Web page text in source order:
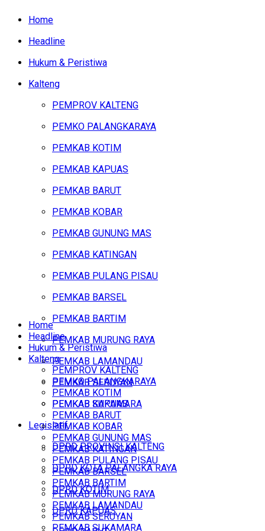
Home
Headline
Hukum & Peristiwa
Kalteng
PEMPROV KALTENG
PEMKO PALANGKARAYA
PEMKAB KOTIM
PEMKAB KAPUAS
PEMKAB BARUT
PEMKAB KOBAR
PEMKAB GUNUNG MAS
PEMKAB KATINGAN
PEMKAB PULANG PISAU
PEMKAB BARSEL
PEMKAB BARTIM
PEMKAB MURUNG RAYA
PEMKAB LAMANDAU
PEMKAB SERUYAN
PEMKAB SUKAMARA
Legislatif
DPRD PROVINSI KALTENG
DPRD KOTA PALANGKA RAYA
DPRD KOTIM
DPRD KAPUAS
Home
Headline
Hukum & Peristiwa
Kalteng
PEMPROV KALTENG
PEMKO PALANGKARAYA
PEMKAB KOTIM
PEMKAB KAPUAS
PEMKAB BARUT
PEMKAB KOBAR
PEMKAB GUNUNG MAS
PEMKAB KATINGAN
PEMKAB PULANG PISAU
PEMKAB BARSEL
PEMKAB BARTIM
PEMKAB MURUNG RAYA
PEMKAB LAMANDAU
PEMKAB SERUYAN
PEMKAB SUKAMARA